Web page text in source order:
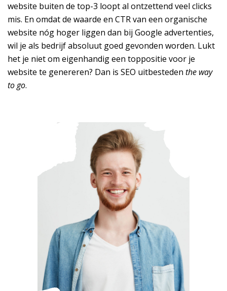
website buiten de top-3 loopt al ontzettend veel clicks
mis. En omdat de waarde en CTR van een organische
website nóg hoger liggen dan bij Google advertenties,
wil je als bedrijf absoluut goed gevonden worden. Lukt
het je niet om eigenhandig een toppositie voor je
website te genereren? Dan is SEO uitbesteden the way
to go.